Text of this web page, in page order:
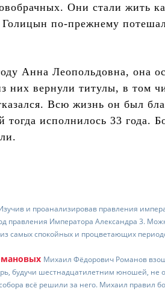
Они стали жить
по-прежнему
Анна Леопольдовна, она
них вернули титулы, в том
Всю жизнь он был
тогда исполнилось 33 года.
и проанализировав правления
правления Императора Александра 3.
самых спокойных и процветающих
Михаил Фёдорович Романов
будучи шестнадцатилетним юношей, не
всё решили за него. Михаил правил